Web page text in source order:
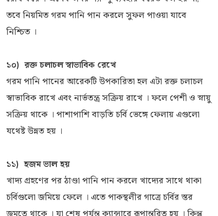
তবে নিয়মিত গরম পানি পান করলে সুফল পাওয়া যাবে
নিশ্চিত ।
১০) রক্ত চলাচল স্বাভাবিক রেখে
গরম পানি পানের আরেকটি উপকারিতা হল এটা রক্ত চলাচল
স্বাভাবিক রাখে এবং নার্ভতন্ত্র সক্রিয় রাখে । ফলে পেশী ও স্নায়ু
সক্রিয় থাকে । পাশাপাশি বাড়তি চর্বি ভেঙ্গে ফেলায় এগুলো
যথেষ্ট উন্নত হয় ।
১১) হজম ভাল হয়
খাদ্য গ্রহণের পর ঠাণ্ডা পানি পান করলে খাদ্যের সাথে থাকা
চর্বিগুলো জমিয়ে ফেলে । এতে পাকস্থলীর গাত্রে চর্বির স্তর
জমতে থাকে । যা শেষ পর্যন্ত ক্যান্সারে রূপান্তরিত হয় । কিন্তু